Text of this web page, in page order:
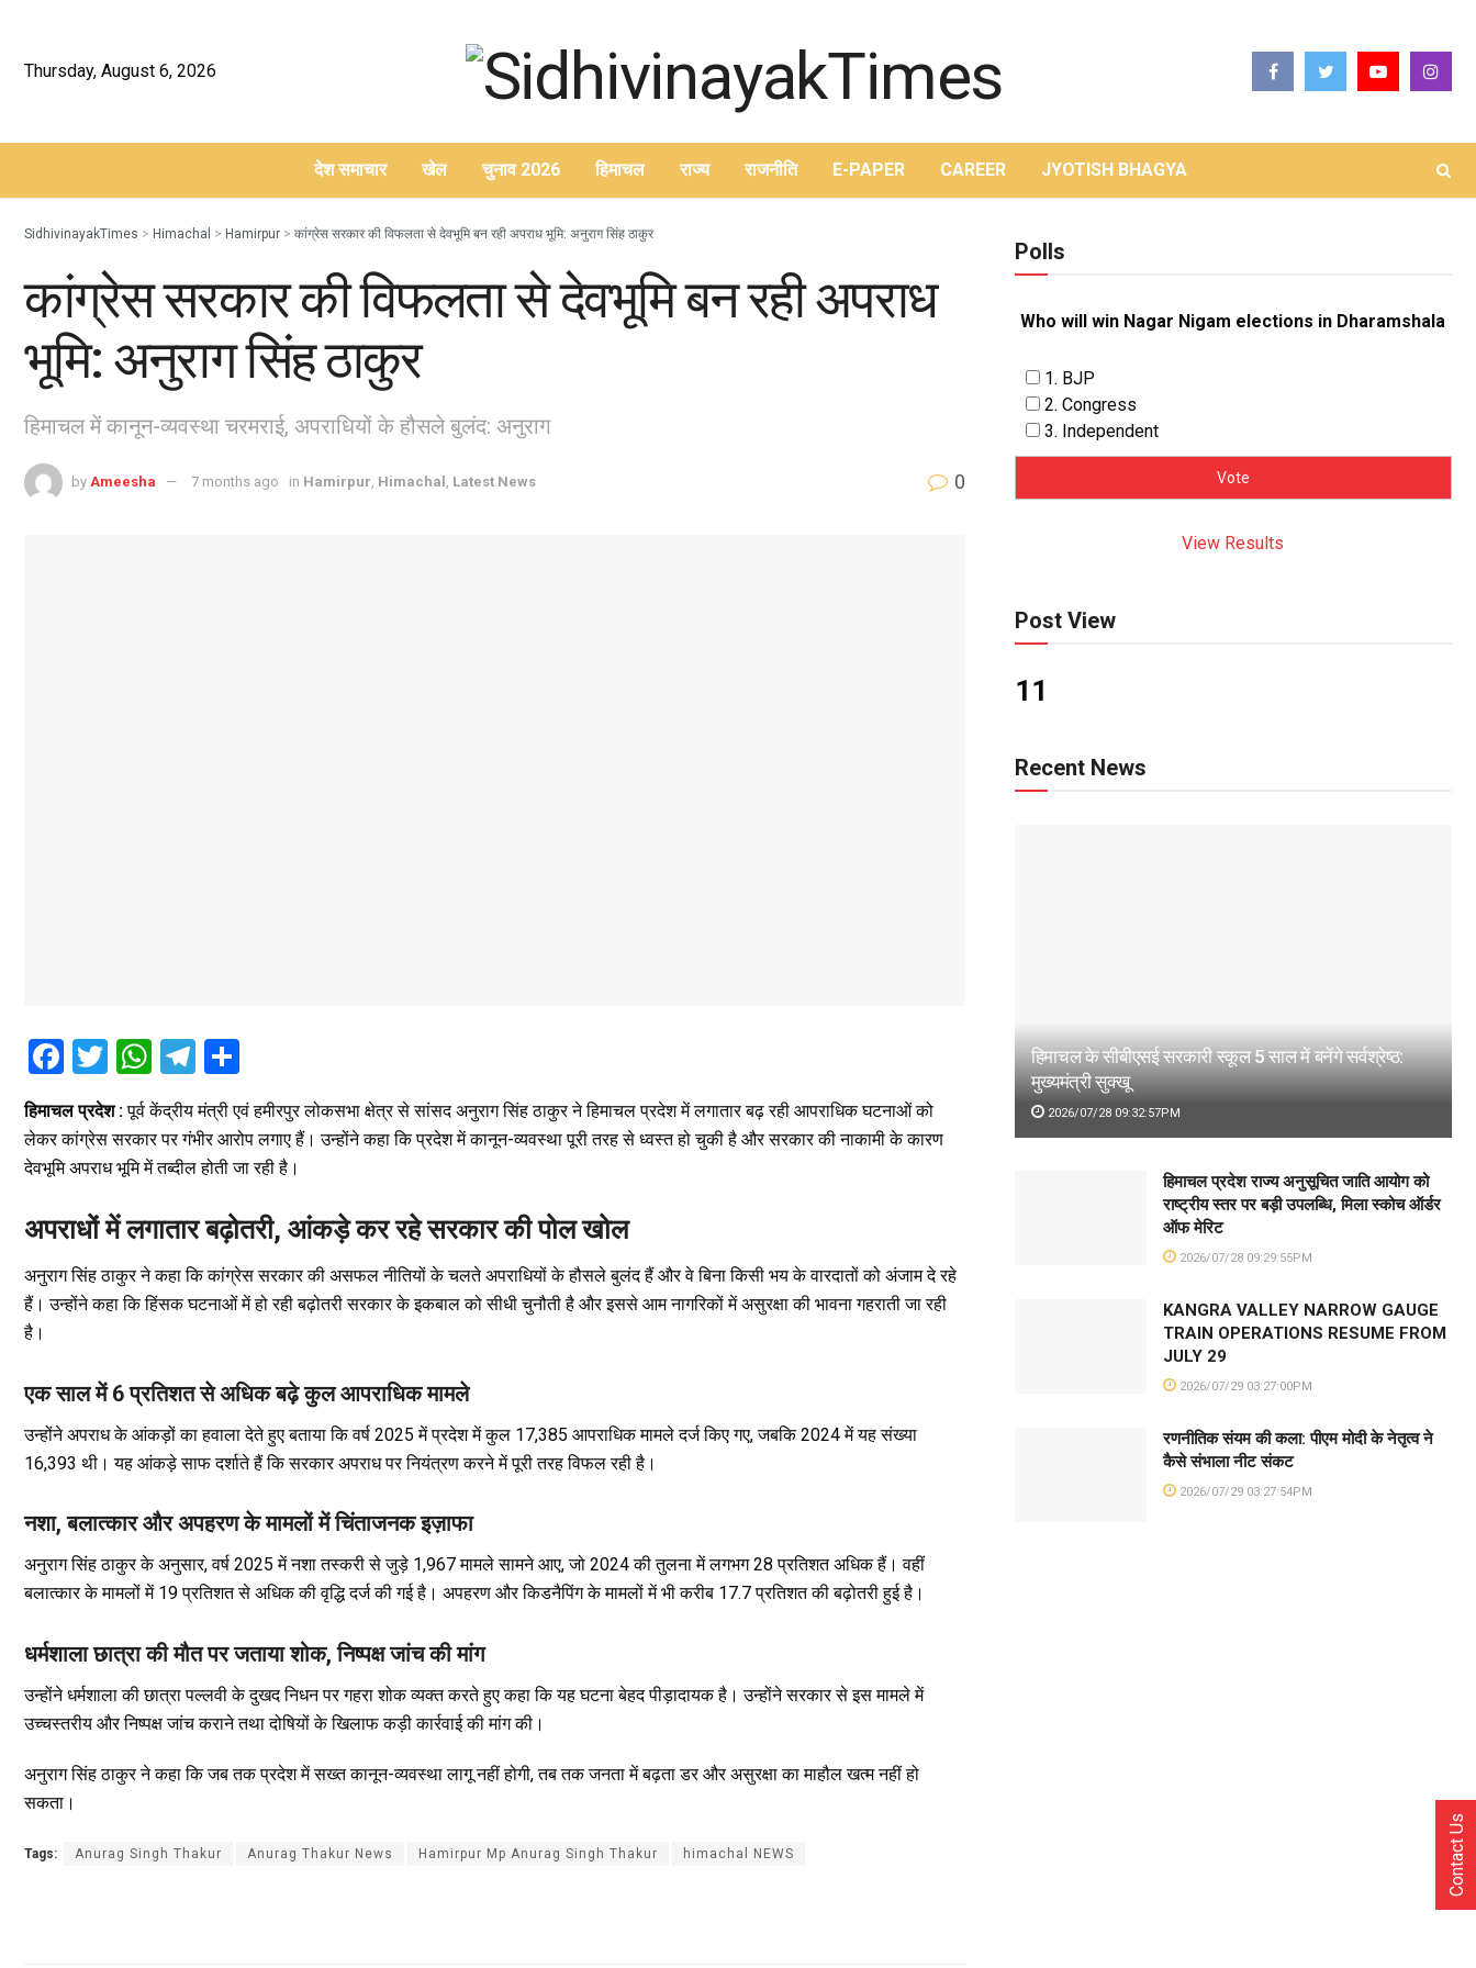
Thursday, August 6, 2026
देश समाचार खेल चुनाव 2026 हिमाचल राज्य राजनीति E-PAPER CAREER JYOTISH BHAGYA
SidhivinayakTimes > Himachal > Hamirpur > कांग्रेस सरकार की विफलता से देवभूमि बन रही अपराध भूमि: अनुराग सिंह ठाकुर
कांग्रेस सरकार की विफलता से देवभूमि बन रही अपराध
भूमि: अनुराग सिंह ठाकुर
हिमाचल में कानून-व्यवस्था चरमराई, अपराधियों के हौसले बुलंद: अनुराग
by Ameesha 7 months ago in Hamirpur, Himachal , Latest News 0
F
ce
b
o
k
T
wi
tt
er
W
h
at
s
p
p
T
el
e
gr
m
h
ar
e
हिमाचल प्रदेश :पूर्व केंद्रीय मंत्री एवं हमीरपुर लोकसभा क्षेत्र से सांसद अनुराग सिंह ठाकुर ने हिमाचल प्रदेश में लगातार बढ़ रही आपराधिक घटनाओं को
लेकर कांग्रेस सरकार पर गंभीर आरोप लगाए हैं। उन्होंने कहा कि प्रदेश में कानून-व्यवस्था पूरी तरह से ध्वस्त हो चुकी है और सरकार की नाकामी के कारण
देवभूमि अपराध भूमि में तब्दील होती जा रही है।
अपराधों में लगातार बढ़ोतरी, आंकड़े कर रहे सरकार की पोल खोल
अनुराग सिंह ठाकुर ने कहा कि कांग्रेस सरकार की असफल नीतियों के चलते अपराधियों के हौसले बुलंद हैं और वे बिना किसी भय के वारदातों को अंजाम दे रहे
हैं। उन्होंने कहा कि हिंसक घटनाओं में हो रही बढ़ोतरी सरकार के इकबाल को सीधी चुनौती है और इससे आम नागरिकों में असुरक्षा की भावना गहराती जा रही
है।
एक साल में 6 प्रतिशत से अधिक बढ़े कुल आपराधिक मामले
उन्होंने अपराध के आंकड़ों का हवाला देते हुए बताया कि वर्ष 2025 में प्रदेश में कुल 17,385 आपराधिक मामले दर्ज किए गए, जबकि 2024 में यह संख्या
16,393 थी। यह आंकड़े साफ दर्शाते हैं कि सरकार अपराध पर नियंत्रण करने में पूरी तरह विफल रही है।
नशा, बलात्कार और अपहरण के मामलों में चिंताजनक इज़ाफा
अनुराग सिंह ठाकुर के अनुसार, वर्ष 2025 में नशा तस्करी से जुड़े 1,967 मामले सामने आए, जो 2024 की तुलना में लगभग 28 प्रतिशत अधिक हैं। वहीं
बलात्कार के मामलों में 19 प्रतिशत से अधिक की वृद्धि दर्ज की गई है। अपहरण और किडनैपिंग के मामलों में भी करीब 17.7 प्रतिशत की बढ़ोतरी हुई है।
धर्मशाला छात्रा की मौत पर जताया शोक, निष्पक्ष जांच की मांग
उन्होंने धर्मशाला की छात्रा पल्लवी के दुखद निधन पर गहरा शोक व्यक्त करते हुए कहा कि यह घटना बेहद पीड़ादायक है। उन्होंने सरकार से इस मामले में
उच्चस्तरीय और निष्पक्ष जांच कराने तथा दोषियों के खिलाफ कड़ी कार्रवाई की मांग की।
अनुराग सिंह ठाकुर ने कहा कि जब तक प्रदेश में सख्त कानून-व्यवस्था लागू नहीं होगी, तब तक जनता में बढ़ता डर और असुरक्षा का माहौल खत्म नहीं हो
सकता।
Tags: Anurag Singh Thakur Anurag Thakur News Hamirpur Mp Anurag Singh Thakur himachal NEWS
Polls
Who will win Nagar Nigam elections in Dharamshala
1. BJP
2. Congress
3. Independent
View Results
Post View
11
Recent News
हिमाचल के सीबीएसई सरकारी स्कूल 5 साल में बनेंगे सर्वश्रेष्ठ:
मुख्यमंत्री सुक्खू
2026/07/28 09:32:57PM
हिमाचल प्रदेश राज्य अनुसूचित जाति आयोग को
राष्ट्रीय स्तर पर बड़ी उपलब्धि, मिला स्कोच ऑर्डर
ऑफ मेरिट
2026/07/28 09:29:55PM
KANGRA VALLEY NARROW GAUGE
TRAIN OPERATIONS RESUME FROM
JULY 29
2026/07/29 03:27:00PM
रणनीतिक संयम की कला: पीएम मोदी के नेतृत्व ने
कैसे संभाला नीट संकट
2026/07/29 03:27:54PM
Contact Us